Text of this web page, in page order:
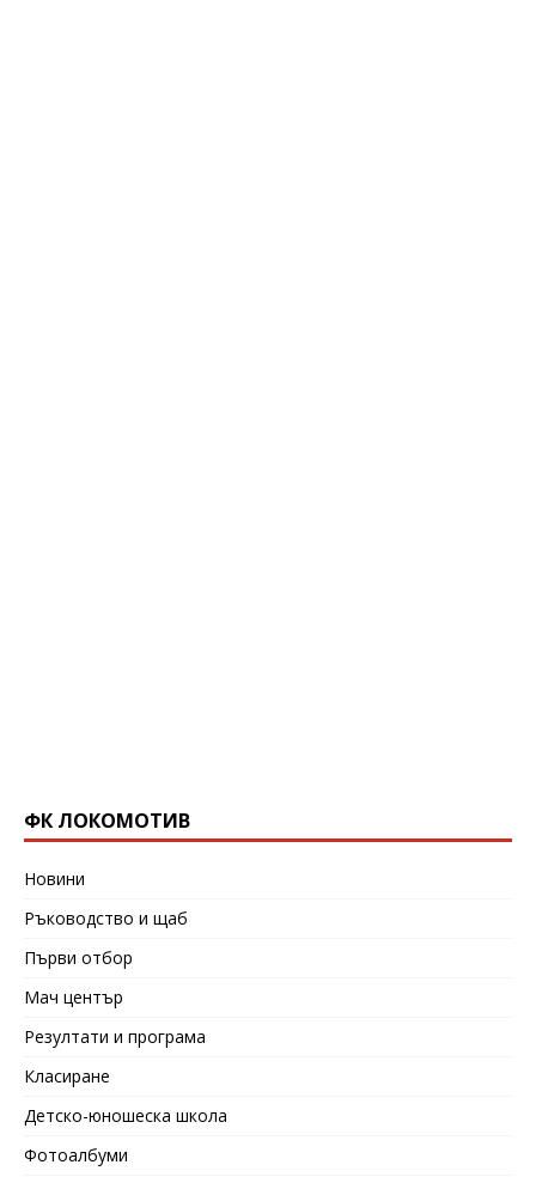
ФК ЛОКОМОТИВ
Новини
Ръководство и щаб
Първи отбор
Мач център
Резултати и програма
Класиране
Детско-юношеска школа
Фотоалбуми